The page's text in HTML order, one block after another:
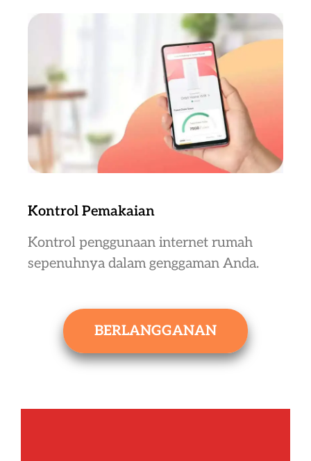
Kontrol Pemakaian
Kontrol penggunaan internet rumah
sepenuhnya dalam genggaman Anda.
BERLANGGANAN